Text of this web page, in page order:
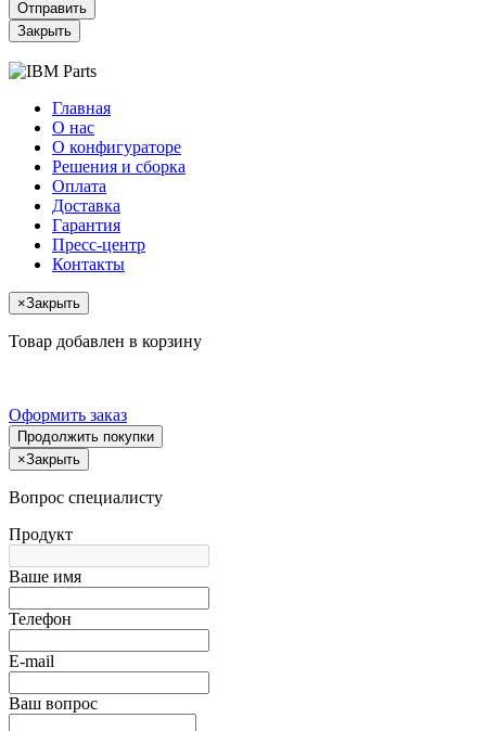
Отправить
Закрыть
Главная
О нас
О конфигураторе
Решения и сборка
Оплата
Доставка
Гарантия
Пресс-центр
Контакты
×Закрыть
Товар добавлен в корзину
Оформить заказ
Продолжить покупки
×Закрыть
Вопрос специалисту
Продукт
Ваше имя
Телефон
E-mail
Ваш вопрос